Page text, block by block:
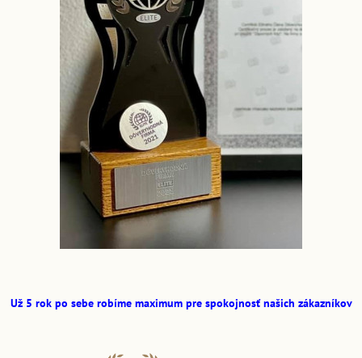
Už 5 rok po sebe robíme maximum pre spokojnosť našich zákazníkov